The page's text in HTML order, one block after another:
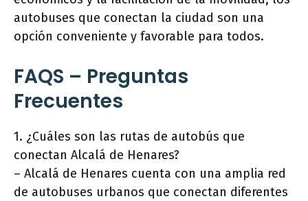
autobuses que conectan la ciudad son una
opción conveniente y favorable para todos.
FAQS – Preguntas
Frecuentes
1. ¿Cuáles son las rutas de autobús que
conectan Alcalá de Henares?
– Alcalá de Henares cuenta con una amplia red
de autobuses urbanos que conectan diferentes